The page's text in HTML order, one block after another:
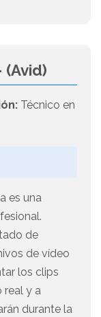
(Avid)
Técnico en
es una
de
de vídeo
los clips
real y a
durante la